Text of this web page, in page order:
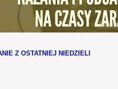
Z OSTATNIEJ NIEDZIELI